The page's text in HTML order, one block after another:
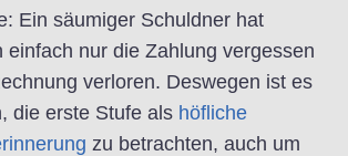
Ein säumiger Schuldner hat
einfach nur die Zahlung vergessen
verloren. Deswegen ist es
die erste Stufe als höfliche
zu betrachten, auch um